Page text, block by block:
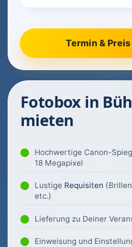
Fotobox in
mieten
Hochwertige Canon-
18 Megapixel
Lustige Requisiten
etc.)
Lieferung zu Deiner
Einweisung und